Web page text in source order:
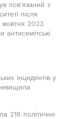
пов'язаний з
після
жовтня 2023
антисемітські
інцидентів у
218 політично